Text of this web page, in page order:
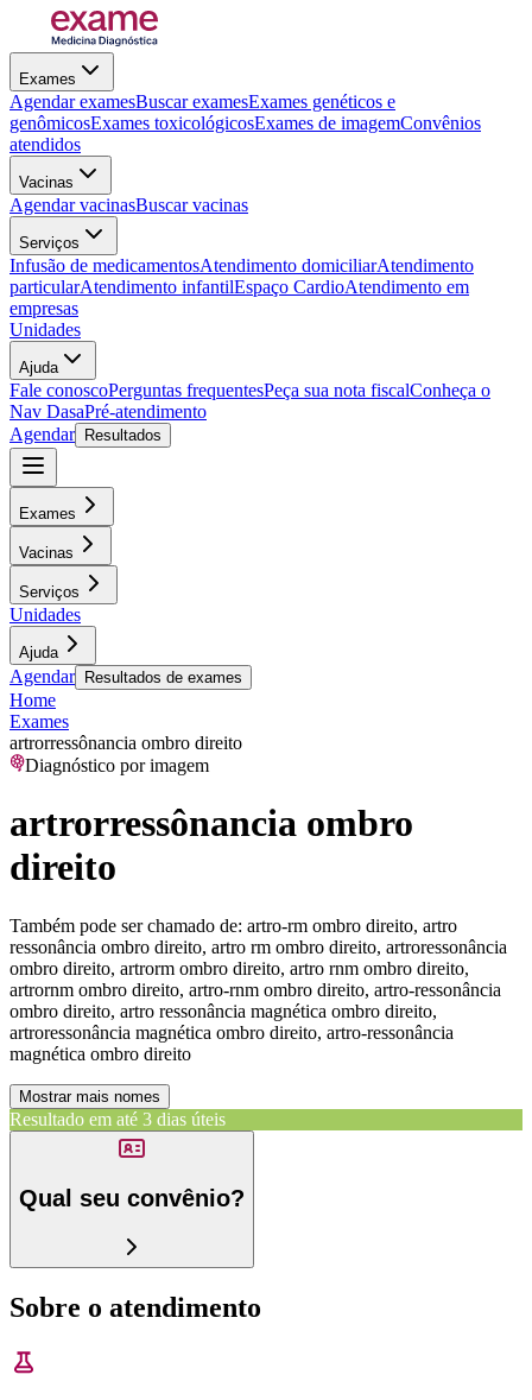
Exames
Agendar examesBuscar examesExames genéticos e
genômicosExames toxicológicosExames de imagemConvênios
atendidos
Vacinas
Agendar vacinasBuscar vacinas
Serviços
Infusão de medicamentosAtendimento domiciliarAtendimento
particularAtendimento infantilEspaço CardioAtendimento em
empresas
Unidades
Ajuda
Fale conoscoPerguntas frequentesPeça sua nota fiscalConheça o
Nav DasaPré-atendimento
Agendar
Resultados
Exames
Vacinas
Serviços
Unidades
Ajuda
Agendar Resultados de exames
Home
Exames
artrorressônancia ombro direito
Diagnóstico por imagem
artrorressônancia ombro
direito
Também pode ser chamado de: artro-rm ombro direito, artro
ressonância ombro direito, artro rm ombro direito, artroressonância
ombro direito, artrorm ombro direito, artro rnm ombro direito,
artrornm ombro direito, artro-rnm ombro direito, artro-ressonância
ombro direito, artro ressonância magnética ombro direito,
artroressonância magnética ombro direito, artro-ressonância
magnética ombro direito
Mostrar mais nomes
Resultado em até 3 dias úteis
Qual seu convênio?
Sobre o atendimento